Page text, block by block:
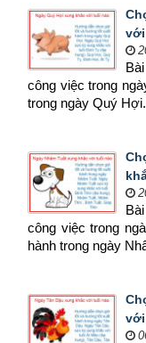
công việc trong
trong ngày Quý Hợi.
công việc trong
hành trong ngày